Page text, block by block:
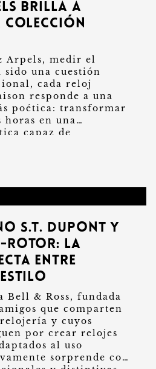
brilla a
colección
Arpels, medir el
una cuestión
cada reloj
responde a una
poética: transformar
horas en una
capaz de
S.T. Dupont y
Rotor: la
entre
& Ross, fundada
que comparten
y cuyos
por crear relojes
al uso
sorprende con